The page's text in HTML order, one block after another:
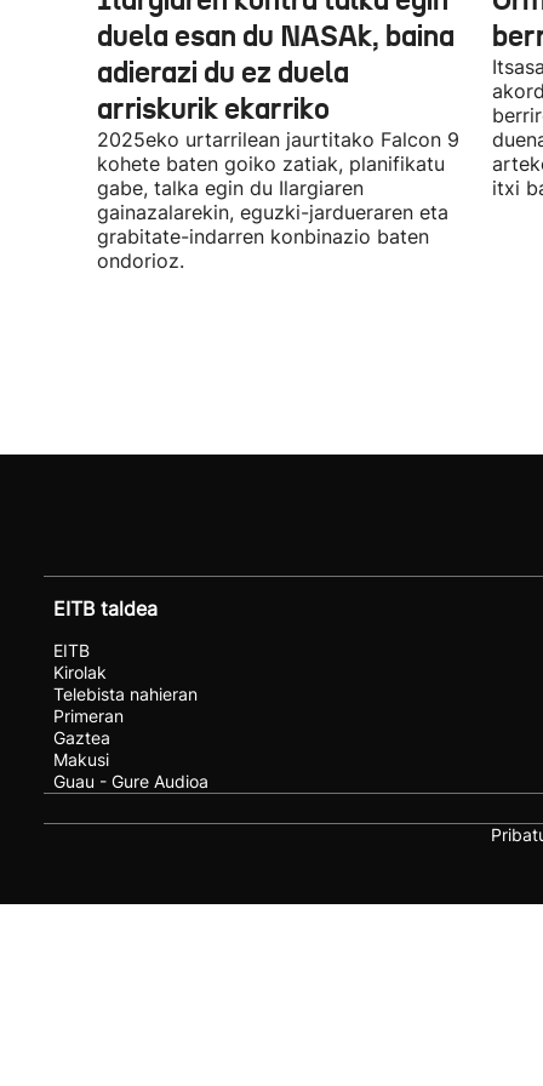
duela esan du NASAk, baina
adierazi du ez duela
arriskurik ekarriko
2025eko urtarrilean jaurtitako Falcon 9
kohete baten goiko zatiak, planifikatu
gabe, talka egin du Ilargiaren
gainazalarekin, eguzki-jardueraren eta
grabitate-indarren konbinazio baten
ondorioz.
itxi
EITB taldea
EITB
Kirolak
Telebista nahieran
Primeran
Gaztea
Makusi
Guau - Gure Audioa